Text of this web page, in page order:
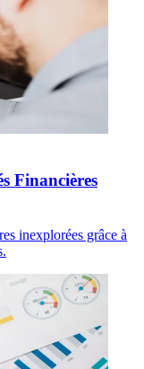
Financières
inexplorées grâce à